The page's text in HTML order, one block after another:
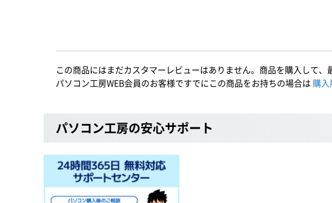
この商品にはまだカスタマーレビューはありません。商品を購入して
パソコン工房WEB会員のお客様ですでにこの商品をお持ちの場合は 購
パソコン工房の安心サポート